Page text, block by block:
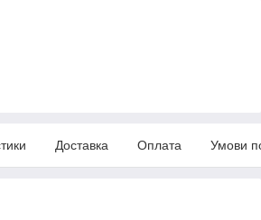
Доставка Оплата Умови